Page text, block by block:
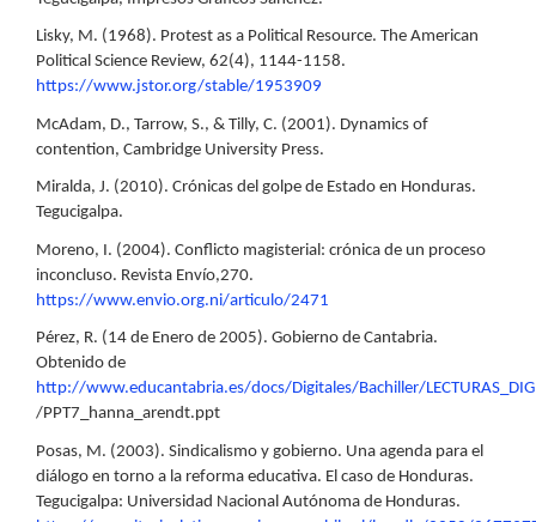
Lisky, M. (1968). Protest as a Political Resource. The American
Political Science Review, 62(4), 1144-1158.
https://www.jstor.org/stable/1953909
McAdam, D., Tarrow, S., & Tilly, C. (2001). Dynamics of
contention, Cambridge University Press.
Miralda, J. (2010). Crónicas del golpe de Estado en Honduras.
Tegucigalpa.
Moreno, I. (2004). Conflicto magisterial: crónica de un proceso
inconcluso. Revista Envío,270.
https://www.envio.org.ni/articulo/2471
Pérez, R. (14 de Enero de 2005). Gobierno de Cantabria.
Obtenido de
http://www.educantabria.es/docs/Digitales/Bachiller/
/PPT7_hanna_arendt.ppt
Posas, M. (2003). Sindicalismo y gobierno. Una agenda para el
diálogo en torno a la reforma educativa. El caso de Honduras.
Tegucigalpa: Universidad Nacional Autónoma de Honduras.